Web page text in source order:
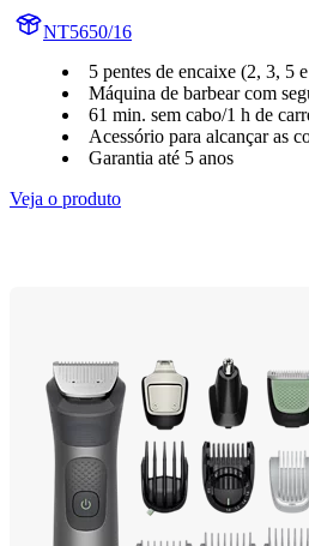
NT5650/16
5 pentes de encaixe (2, 3, 5
Máquina de barbear com
61 min. sem cabo/1 h de
Acessório para alcançar as
Garantia até 5 anos
Veja o produto